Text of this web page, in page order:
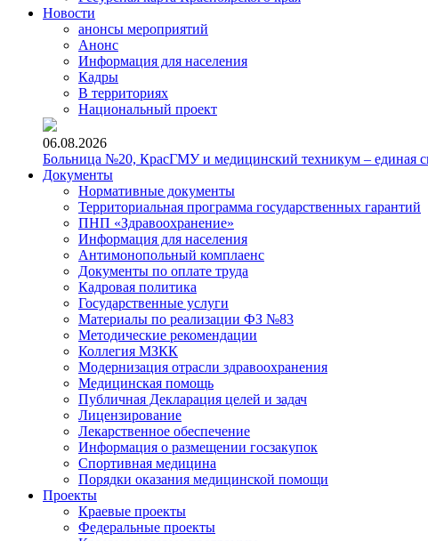
Новости
анонсы мероприятий
Анонс
Информация для населения
Кадры
В территориях
Национальный проект
06.08.2026
Больница №20, КрасГМУ и медицинский техникум – единая
Документы
Нормативные документы
Территориальная программа государственных гарантий
ПНП «Здравоохранение»
Информация для населения
Антимонопольный комплаенс
Документы по оплате труда
Кадровая политика
Государственные услуги
Материалы по реализации ФЗ №83
Методические рекомендации
Коллегия МЗКК
Модернизация отрасли здравоохранения
Медицинская помощь
Публичная Декларация целей и задач
Лицензирование
Лекарственное обеспечение
Информация о размещении госзакупок
Спортивная медицина
Порядки оказания медицинской помощи
Проекты
Краевые проекты
Федеральные проекты